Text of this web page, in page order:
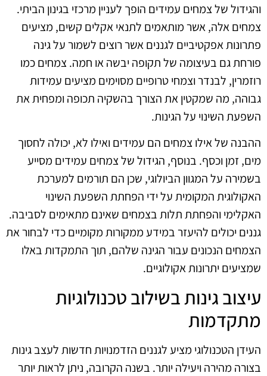
והגידול של צמחים עמידים הופך לעניין מרכזי בגינון הביתי.
צמחים אלה, אשר מותאמים לתנאי אקלים קשים, מציעים
פתרונות אפקטיביים לגננים אשר רוצים לשמור על גינה
פורחת גם בעיצומה של תקופה יבשה או חמה. צמחים כמו
רוזמרין, לבנדר וצמחי טרופיים מסוימים מציעים עמידות
גבוהה, מה שמקטין את הצורך בהשקיה תכופה ומפחית את
השפעת השינוי על הגינות.
ההבנה של אילו צמחים הם עמידים ואילו לא, יכולה לחסוך
מים, זמן וכסף. בנוסף, הגידול של צמחים עמידים מסייע
בשמירה על המגוון הביולוגי, שכן הם תורמים למערכת
האקולוגית המקומית על ידי הפחתת השפעת השינוי
האקלימי והפחתת תלות בצמחים שאינם מתאימים לסביבה.
גננים יכולים להיעזר במידע ממקורות מקומיים כדי לבחור את
הצמחים הנכונים עבור הגינה שלהם, תוך התמקדות באלו
שמציעים יתרונות אקולוגיים.
עיצוב גינות בשילוב טכנולוגיות
מתקדמות
העידן הטכנולוגי מציע לגננים הזדמנויות חדשות לעצב גינות
בצורה מהירה ויעילה יותר. בשנה הקרובה, ניתן לראות יותר